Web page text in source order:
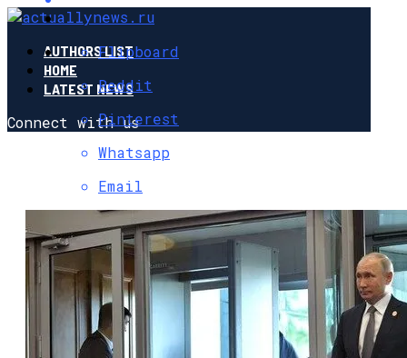
AUTHORS LIST
HOME
LATEST NEWS
Connect with us
Flipboard
Reddit
Pinterest
Whatsapp
Email